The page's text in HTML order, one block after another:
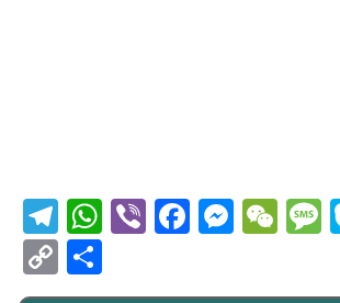
Telegram
WhatsApp
ViberFacebook
Copy
Link